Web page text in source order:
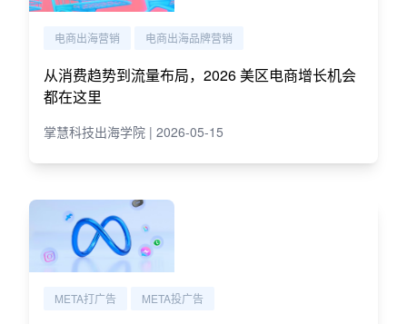
电商出海营销 电商出海品牌营销
从消费趋势到流量布局，2026 美区电商增长机会
都在这里
掌慧科技出海学院 | 2026-05-15
META打广告 META投广告